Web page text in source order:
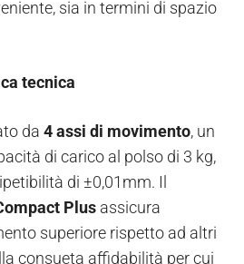
sia in termini di spazio
tecnica
da 4 assi di movimento, un
di carico al polso di 3 kg,
di ±0,01mm. Il
Plus assicura
superiore rispetto ad altri
consueta affidabilità per cui